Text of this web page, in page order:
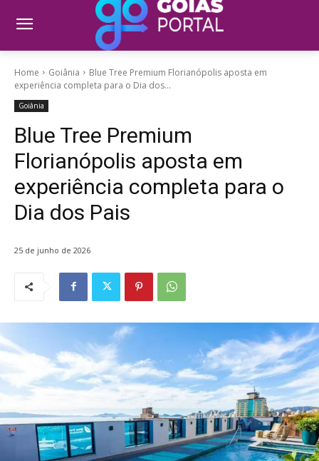
Home Goiânia
Blue Tree Premium Florianópolis aposta em
experiência completa para o Dia dos...
Goiânia
Blue Tree Premium
Florianópolis aposta em
experiência completa para o
Dia dos Pais
25 de junho de 2026